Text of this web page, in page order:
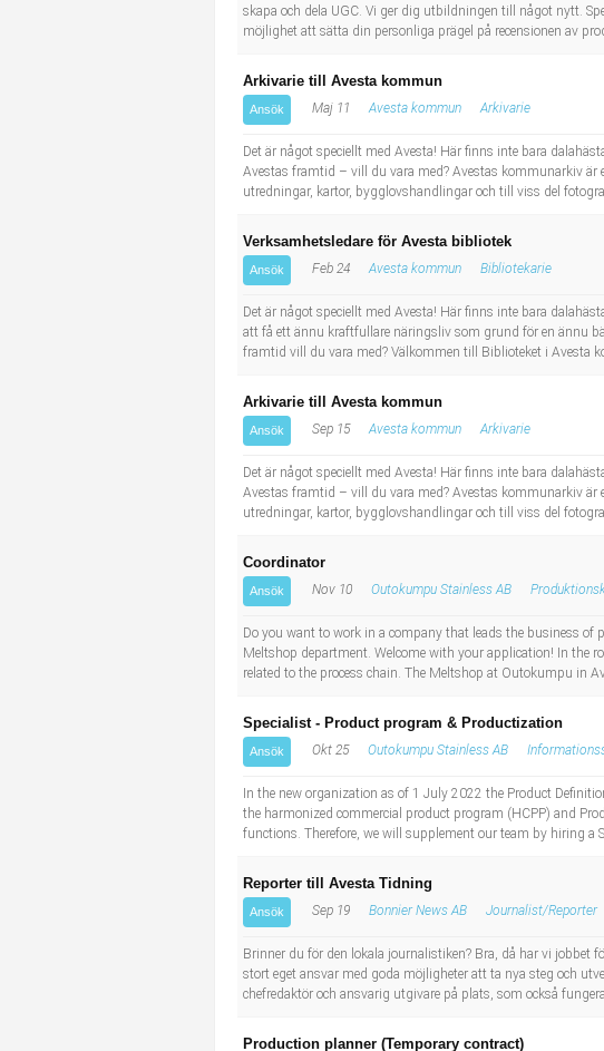
skapa och dela UGC. Vi ger dig utbildningen till något nytt.
möjlighet att sätta din personliga prägel på recensionen av
Arkivarie till Avesta kommun
Ansök Maj 11 Avesta kommun Arkivarie
Det är något speciellt med Avesta! Här finns inte bara
Avestas framtid – vill du vara med? Avestas kommunarkiv
utredningar, kartor, bygglovshandlingar och till viss del
Verksamhetsledare för Avesta bibliotek
Ansök Feb 24 Avesta kommun Bibliotekarie
Det är något speciellt med Avesta! Här finns inte bara
att få ett ännu kraftfullare näringsliv som grund för en ännu
framtid vill du vara med? Välkommen till Biblioteket i Avesta
Arkivarie till Avesta kommun
Ansök Sep 15 Avesta kommun Arkivarie
Det är något speciellt med Avesta! Här finns inte bara
Avestas framtid – vill du vara med? Avestas kommunarkiv
utredningar, kartor, bygglovshandlingar och till viss del
Coordinator
Ansök Nov 10 Outokumpu Stainless AB
Do you want to work in a company that leads the business
Meltshop department. Welcome with your application! In the
related to the process chain. The Meltshop at Outokumpu in
Specialist - Product program & Productization
Ansök Okt 25 Outokumpu Stainless AB
In the new organization as of 1 July 2022 the Product
the harmonized commercial product program (HCPP) and
functions. Therefore, we will supplement our team by hiring a
Reporter till Avesta Tidning
Ansök Sep 19 Bonnier News AB Journalist/Reporter
Brinner du för den lokala journalistiken? Bra, då har vi
stort eget ansvar med goda möjligheter att ta nya steg och
chefredaktör och ansvarig utgivare på plats, som också
Production planner (Temporary contract)